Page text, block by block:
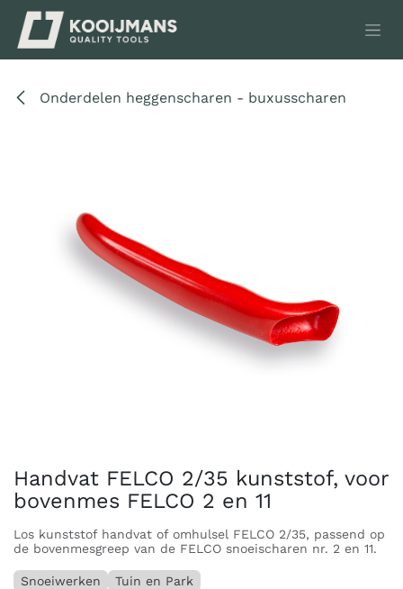
Overslaan naar inhoud
Onderdelen heggenscharen - buxusscharen
Handvat FELCO 2/35 kunststof, voor
bovenmes FELCO 2 en 11
Los kunststof handvat of omhulsel FELCO 2/35, passend op
de bovenmesgreep van de FELCO snoeischaren nr. 2 en 11.
Snoeiwerken Tuin en Park